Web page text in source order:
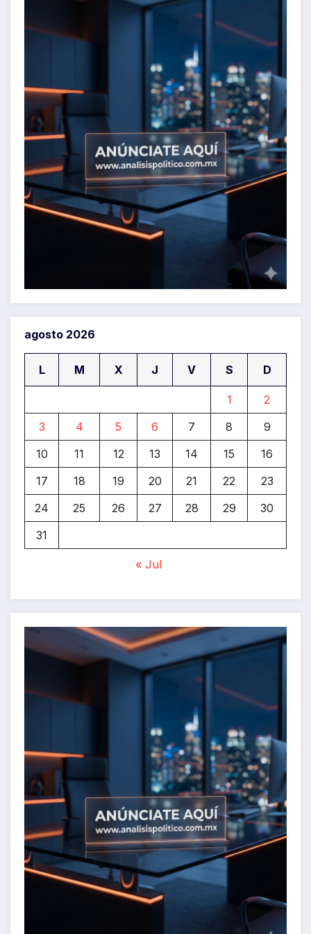
agosto 2026
L M X J V S D
1
2
3
4 5 6 7 8
9
10
11 12 13 14 15
16
17
18 19 20 21 22
23
24
25 26 27 28 29
30
31
« Jul